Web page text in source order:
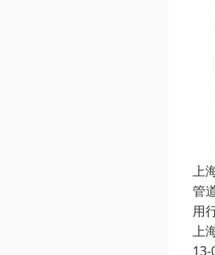
上
管
用
上
13-